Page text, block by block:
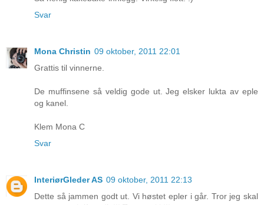
Svar
Mona Christin 09 oktober, 2011 22:01
Grattis til vinnerne.
De muffinsene så veldig gode ut. Jeg elsker lukta av eple
og kanel.
Klem Mona C
Svar
InteriørGleder AS 09 oktober, 2011 22:13
Dette så jammen godt ut. Vi høstet epler i går. Tror jeg skal